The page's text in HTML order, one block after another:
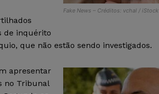
Fake News – Créditos: vchal / iStock
de inquérito
que não estão sendo investigados.
apresentar
no Tribunal